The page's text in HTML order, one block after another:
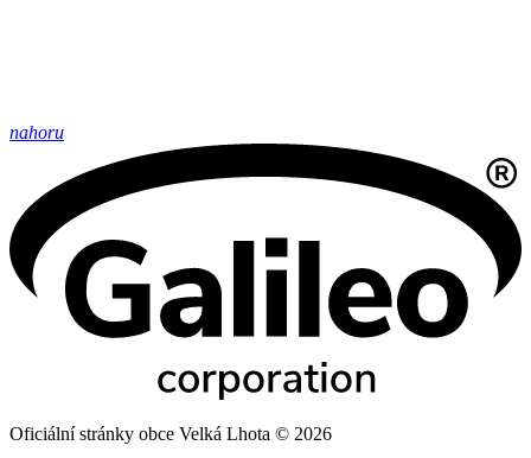
nahoru
Oficiální stránky obce Velká Lhota © 2026